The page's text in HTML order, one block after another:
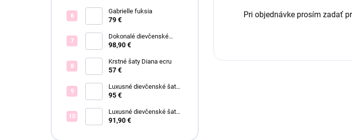
Gabrielle fuksia
79 €
Dokonalé dievčenské
spoločenské šaty Bianca
98,90 €
Krstné šaty Diana ecru
57 €
Luxusné dievčenské šaty
Blush Bloom
95 €
Luxusné dievčenské šaty
Elsa blue
91,90 €
Pri objednávke prosím zadať